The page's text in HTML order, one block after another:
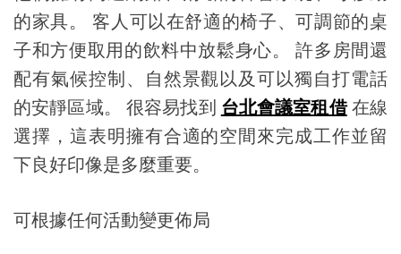
的家具。 客人可以在舒適的椅子、可調節的桌
子和方便取用的飲料中放鬆身心。 許多房間還
配有氣候控制、自然景觀以及可以獨自打電話
的安靜區域。 很容易找到 台北會議室租借 在線
選擇，這表明擁有合適的空間來完成工作並留
下良好印像是多麼重要。
可根據任何活動變更佈局